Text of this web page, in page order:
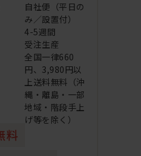
自社便（平日の
み／設置付）
4-5週間
受注生産
全国一律660
円、3,980円以
上送料無料（沖
縄・離島・一部
地域・階段手上
げ等を除く）